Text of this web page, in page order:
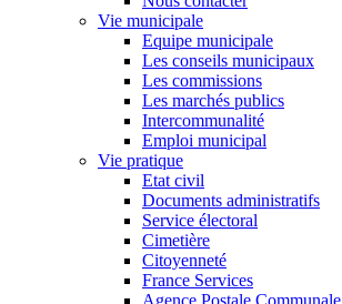
Vie municipale
Equipe municipale
Les conseils municipaux
Les commissions
Les marchés publics
Intercommunalité
Emploi municipal
Vie pratique
Etat civil
Documents administratifs
Service électoral
Cimetière
Citoyenneté
France Services
Agence Postale Communale